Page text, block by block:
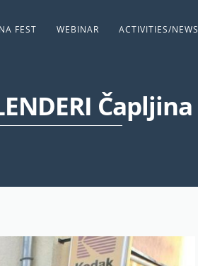
FEST WEBINAR ACTIVITIES/NEWS
Čapljina